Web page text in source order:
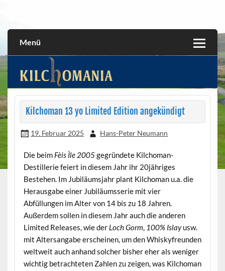
Menü
Kilchoman 13 yo Limited Edition angekündigt
19. Februar 2025 Hans-Peter Neumann
Die beim Fèis Ìle2005 gegründete Kilchoman-
Destillerie feiert in diesem Jahr ihr 20jähriges
Bestehen. Im Jubiläumsjahr plant Kilchoman u.a. die
Herausgabe einer Jubiläumsserie mit vier
Abfüllungen im Alter von 14 bis zu 18 Jahren.
Außerdem sollen in diesem Jahr auch die anderen
Limited Releases, wie der Loch Gorm, 100% Islayusw.
mit Altersangabe erscheinen, um den Whiskyfreunden
weltweit auch anhand solcher bisher eher als weniger
wichtig betrachteten Zahlen zu zeigen, was Kilchoman